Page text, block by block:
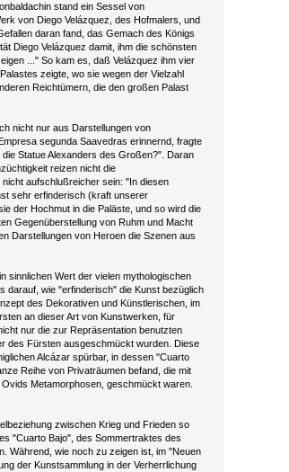
stand ein Sessel von
von Diego Velázquez, des Hofmalers, und
daran fand, das Gemach des Königs
Diego Velázquez damit, ihm die schönsten
..." So kam es, daß Velázquez ihm vier
zeigte, wo sie wegen der Vielzahl
Reichtümern, die den großen Palast
nicht nur aus Darstellungen von
segunda Saavedras erinnernd, fragte
Statue Alexanders des Großen?". Daran
reizen nicht die
nicht aufschlußreicher sein: "In diesen
sehr erfinderisch (kraft unserer
der Hochmut in die Paläste, und so wird die
Gegenüberstellung von Ruhm und Macht
Darstellungen von Heroen die Szenen aus
sinnlichen Wert der vielen mythologischen
darauf, wie "erfinderisch" die Kunst bezüglich
des Dekorativen und Künstlerischen, im
an dieser Art von Kunstwerken, für
nur die zur Repräsentation benutzten
des Fürsten ausgeschmückt wurden. Diese
Alcázar spürbar, in dessen "Cuarto
Reihe von Privaträumen befand, die mit
Metamorphosen, geschmückt waren.
zwischen Krieg und Frieden so
"Cuarto Bajo", des Sommertraktes des
Während, wie noch zu zeigen ist, im "Neuen
der Kunstsammlung in der Verherrlichung